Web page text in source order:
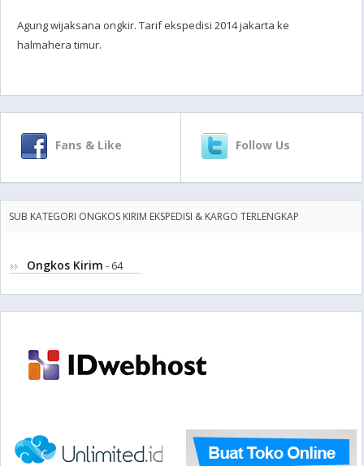
Agung wijaksana ongkir. Tarif ekspedisi 2014 jakarta ke
halmahera timur.
Fans & Like Follow Us
SUB KATEGORI ONGKOS KIRIM EKSPEDISI & KARGO TERLENGKAP
Ongkos Kirim - 64